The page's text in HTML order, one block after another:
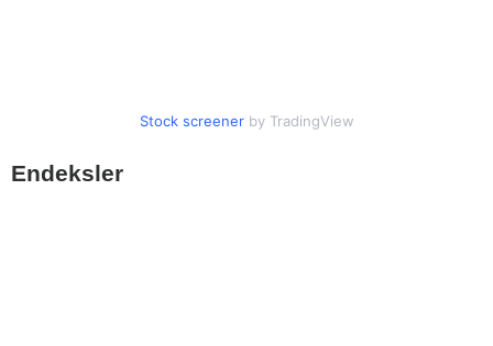
Stock screenerby TradingView
Endeksler